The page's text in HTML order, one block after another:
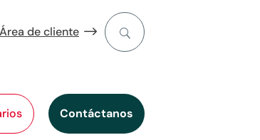
Área de cliente
Contáctanos